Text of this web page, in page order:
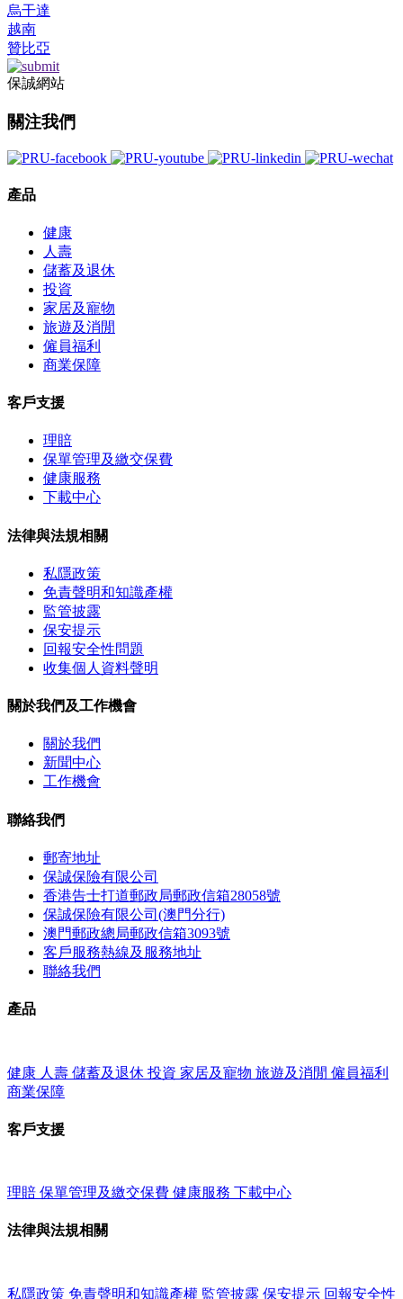
烏干達
越南
贊比亞
保誠網站
關注我們
產品
健康
人壽
儲蓄及退休
投資
家居及寵物
旅遊及消閒
僱員福利
商業保障
客戶支援
理賠
保單管理及繳交保費
健康服務
下載中心
法律與法規相關
私隱政策
免責聲明和知識產權
監管披露
保安提示
回報安全性問題
收集個人資料聲明
關於我們及工作機會
關於我們
新聞中心
工作機會
聯絡我們
郵寄地址
保誠保險有限公司
香港告士打道郵政局郵政信箱28058號
保誠保險有限公司(澳門分行)
澳門郵政總局郵政信箱3093號
客戶服務熱線及服務地址
聯絡我們
產品
健康 人壽 儲蓄及退休 投資 家居及寵物 旅遊及消閒 僱員福利
商業保障
客戶支援
理賠 保單管理及繳交保費 健康服務 下載中心
法律與法規相關
私隱政策 免責聲明和知識產權 監管披露 保安提示 回報安全性